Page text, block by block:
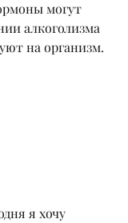
могут
алкоголизма
на организм.
я хочу